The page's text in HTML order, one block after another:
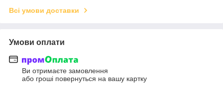
Всі умови доставки
Умови оплати
Ви отримаєте замовлення
або гроші повернуться на вашу картку